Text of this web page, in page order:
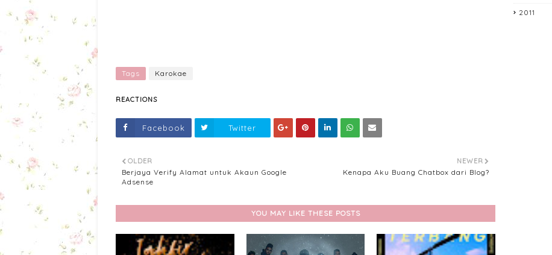
Tags Karokae
REACTIONS
Facebook Twitter
NEWER
Kenapa Aku Buang Chatbox dari Blog?
OLDER
Berjaya Verify Alamat untuk Akaun Google
Adsense
YOU MAY LIKE THESE POSTS
2011